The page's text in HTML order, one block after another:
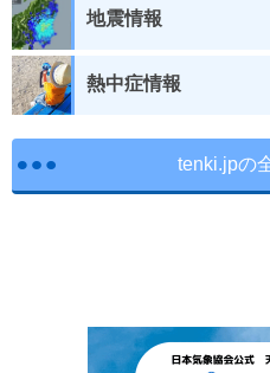
地震情報
熱中症情報
tenki.jpの